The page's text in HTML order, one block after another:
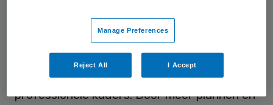
Maar waardigheid en trots zijn juist
gevoelsaspecten en gedragskenmerken. Die
zitten in de harten van mensen en worden
van daaruit uitgedragen. Uiteraard binnen
professionele kaders. Door meer plannen en
Manage Preferences
Reject All I Accept